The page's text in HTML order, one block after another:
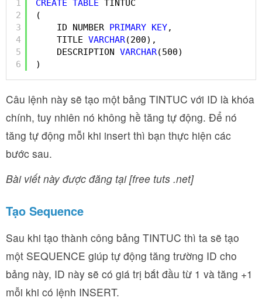
1
2
3
4
5
6
CREATE TABLE TINTUC
(
ID NUMBER PRIMARY KEY,
TITLE VARCHAR(200),
DESCRIPTION VARCHAR(500)
)
Câu lệnh này sẽ tạo một bảng TINTUC với ID là khóa
chính, tuy nhiên nó không hề tăng tự động. Để nó
tăng tự động mỗi khi insert thì bạn thực hiện các
bước sau.
Bài viết này được đăng tại [free tuts .net]
Tạo Sequence
Sau khi tạo thành công bảng TINTUC thì ta sẽ tạo
một SEQUENCE giúp tự động tăng trường ID cho
bảng này, ID này sẽ có giá trị bắt đầu từ 1 và tăng +1
mỗi khi có lệnh INSERT.